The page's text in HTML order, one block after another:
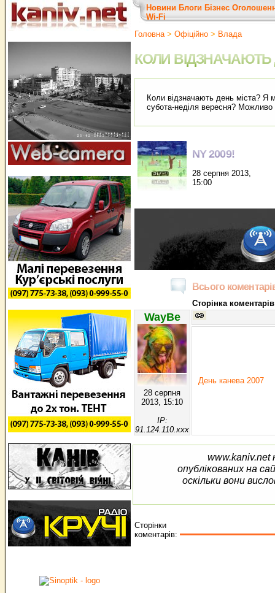
Новини Блоги Бізнес
Wi-Fi
Головна> Офіційно > Влада
КОЛИ ВІДЗНАЧАЮТЬ
Коли відзначають день міста? Я
субота-неділя вересня? Можливо
NY 2009!
28 серпня 2013,
15:00
Всього
Сторінка
WayBe
28 серпня
2013, 15:10
IP:
91.124.110.xxx
День канева 2007
www.kaniv.net
опублікованих на
оскільки вони
Сторінки
коментарів: